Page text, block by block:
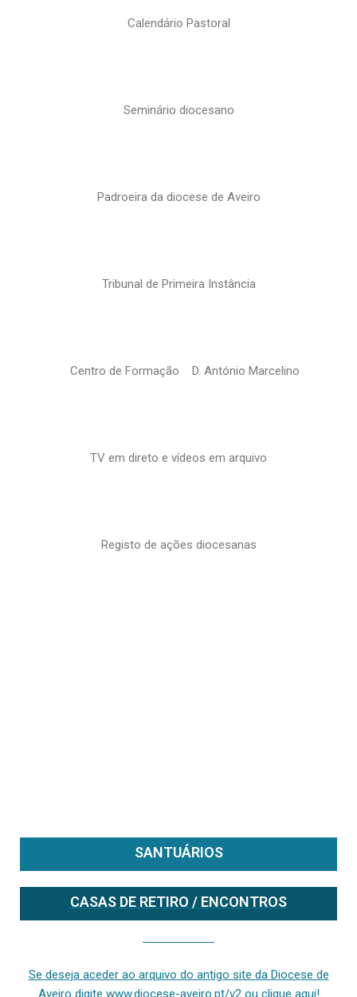
Calendário Pastoral
Seminário diocesano
Padroeira da diocese de Aveiro
Tribunal de Primeira Instância
Centro de Formação D. António Marcelino
TV em direto e vídeos em arquivo
Registo de ações diocesanas
SANTUÁRIOS
CASAS DE RETIRO / ENCONTROS
Se deseja aceder ao arquivo do antigo site da Diocese de
Aveiro digite www.diocese-aveiro.pt/v2 ou clique aqui!